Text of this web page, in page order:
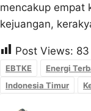
mencakup empat
kejuangan,
Post Views: 83
EBTKE Energi
Indonesia Timur